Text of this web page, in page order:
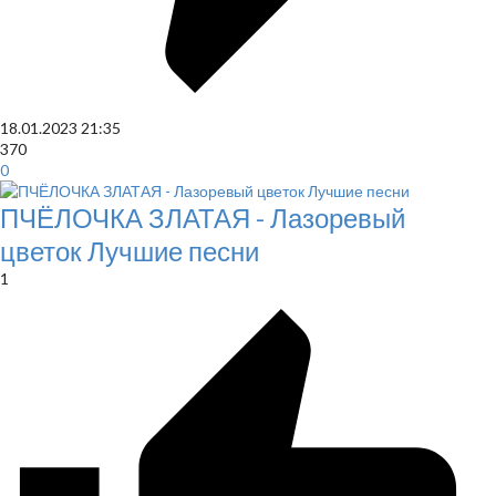
18.01.2023 21:35
370
0
ПЧЁЛОЧКА ЗЛАТАЯ - Лазоревый
цветок Лучшие песни
1